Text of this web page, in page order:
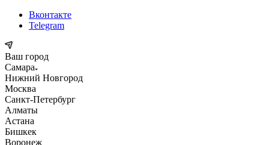
Вконтакте
Telegram
Ваш город
Самара
Нижний Новгород
Москва
Санкт-Петербург
Алматы
Астана
Бишкек
Воронеж